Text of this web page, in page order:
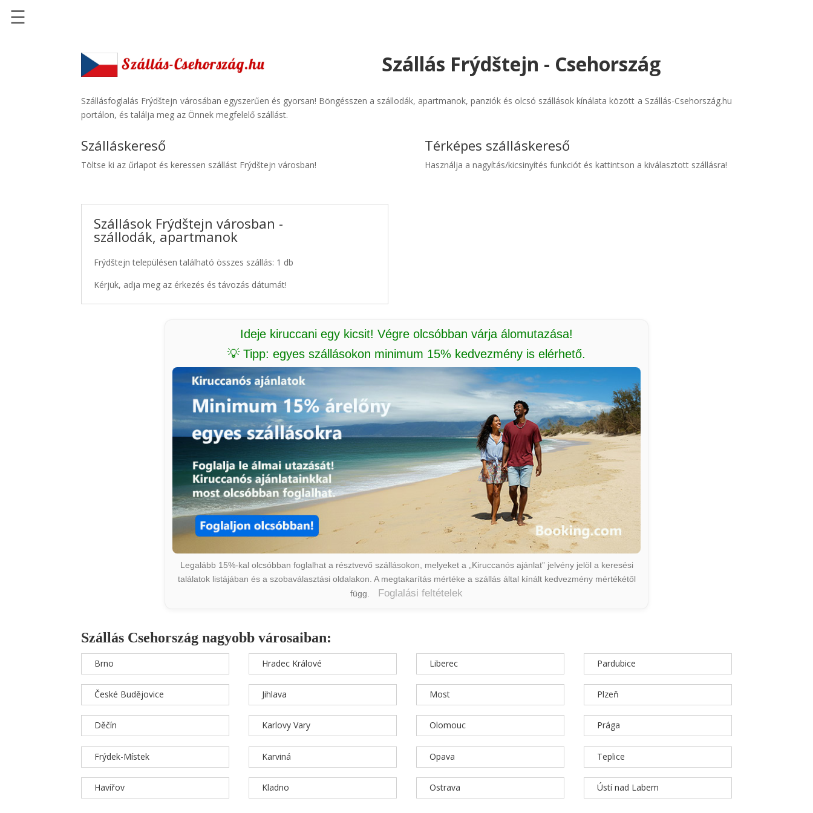
Szállásinfo.eu
Repülőjegy
pénzvisszatérítéssel
Autóbérlés
☰
Szállás Frýdštejn - Csehország
Szállásfoglalás Frýdštejn városában egyszerűen és gyorsan! Böngésszen a szállodák, apartmanok, panziók és olcsó szállások kínálata között a Szállás-Csehország.hu
portálon, és találja meg az Önnek megfelelő szállást.
Szálláskereső
Töltse ki az űrlapot és keressen szállást Frýdštejn városban!
Szállások Frýdštejn városban -
szállodák, apartmanok
Frýdštejn településen található összes szállás: 1 db
Kérjük, adja meg az érkezés és távozás dátumát!
Térképes szálláskereső
Használja a nagyítás/kicsinyítés funkciót és kattintson a kiválasztott szállásra!
Ideje kiruccani egy kicsit! Végre olcsóbban várja álomutazása!
💡 Tipp: egyes szállásokon minimum 15% kedvezmény is elérhető.
Legalább 15%-kal olcsóbban foglalhat a résztvevő szállásokon, melyeket a „Kiruccanós ajánlat” jelvény jelöl a keresési
találatok listájában és a szobaválasztási oldalakon. A megtakarítás mértéke a szállás által kínált kedvezmény mértékétől
függ.
Foglalási feltételek
Szállás Csehország nagyobb városaiban:
Brno
České Budějovice
Děčín
Frýdek-Místek
Havířov
Hradec Králové
Jihlava
Karlovy Vary
Karviná
Kladno
Liberec
Most
Olomouc
Opava
Ostrava
Pardubice
Plzeň
Prága
Teplice
Ústí nad Labem